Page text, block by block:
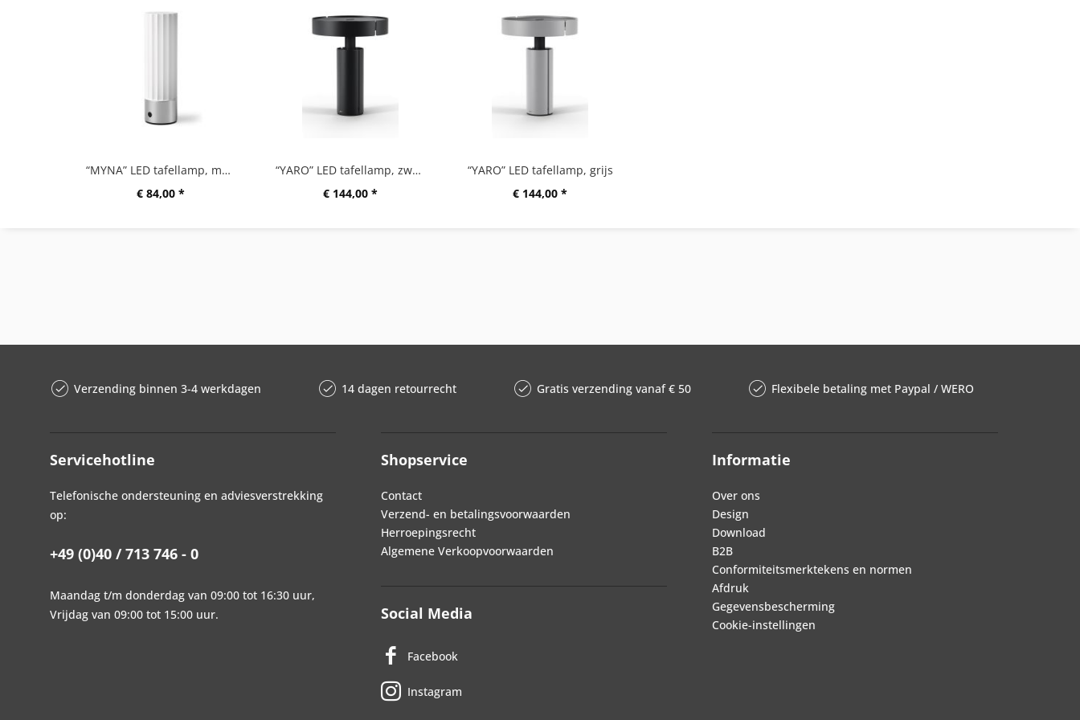
“MYNA” LED tafellamp, mat geborsteld
€ 84,00 *
“YARO” LED tafellamp, zwart
€ 144,00 *
“YARO” LED tafellamp, grijs
€ 144,00 *
Verzending binnen 3-4 werkdagen 14 dagen retourrecht Gratis verzending vanaf € 50 Flexibele betaling met Paypal / WERO
Servicehotline
Telefonische ondersteuning en adviesverstrekking
op:
+49 (0)40 / 713 746 - 0
Maandag t/m donderdag van 09:00 tot 16:30 uur,
Vrijdag van 09:00 tot 15:00 uur.
Shopservice
Contact
Verzend- en betalingsvoorwaarden
Herroepingsrecht
Algemene Verkoopvoorwaarden
Social Media
Facebook
Instagram
Informatie
Over ons
Design
Download
B2B
Conformiteitsmerktekens en normen
Afdruk
Gegevensbescherming
Cookie-instellingen